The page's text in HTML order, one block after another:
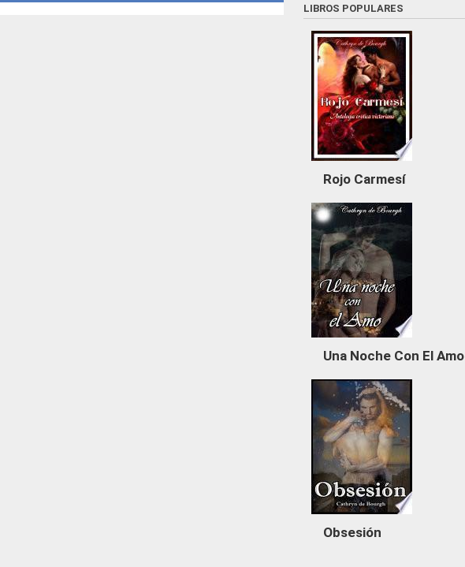
LIBROS POPULARES
Rojo Carmesí
Una Noche Con El Amo
Obsesión